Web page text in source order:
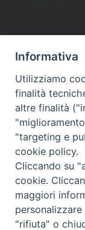
HOME VESCOVO
TUTELA MINORI
DOCUMENTI
Copyright © 2018
tel. 0742 350473
Informativa
Utilizziamo
finalità
altre finalità
"targeting e
cookie policy.
Cliccando su
cookie.
maggiori
"rifiuta" o